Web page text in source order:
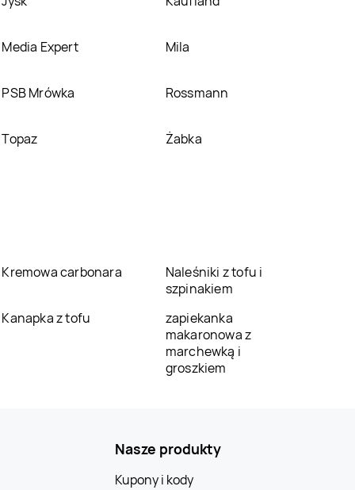
Media Expert Mila
PSB Mrówka Rossmann
Topaz Żabka
Kremowa carbonara
Naleśniki z tofu i
szpinakiem
Kanapka z tofu
zapiekanka
makaronowa z
marchewką i
groszkiem
Nasze produkty
Kupony i kody